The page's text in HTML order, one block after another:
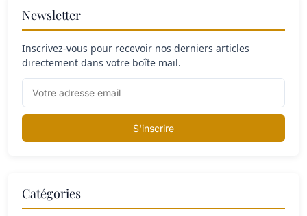
Newsletter
Inscrivez-vous pour recevoir nos derniers articles
directement dans votre boîte mail.
S'inscrire
Catégories